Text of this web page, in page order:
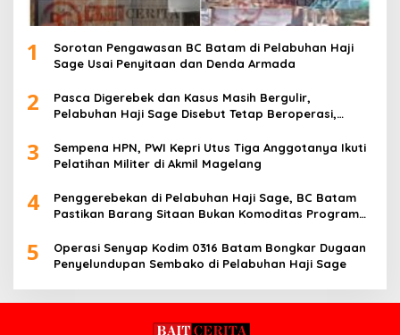
1
Sorotan Pengawasan BC Batam di Pelabuhan Haji
Sage Usai Penyitaan dan Denda Armada
2
Pasca Digerebek dan Kasus Masih Bergulir,
Pelabuhan Haji Sage Disebut Tetap Beroperasi,
3
Sempena HPN, PWI Kepri Utus Tiga Anggotanya Ikuti
Pelatihan Militer di Akmil Magelang
4
Penggerebekan di Pelabuhan Haji Sage, BC Batam
Pastikan Barang Sitaan Bukan Komoditas Program
5
Operasi Senyap Kodim 0316 Batam Bongkar Dugaan
Penyelundupan Sembako di Pelabuhan Haji Sage